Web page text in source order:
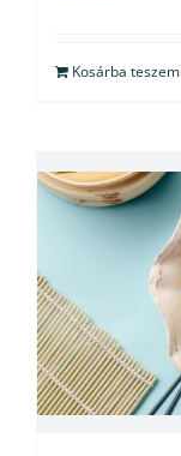
Kosárba teszem